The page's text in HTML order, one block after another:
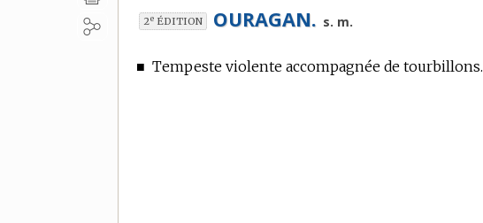
2e ÉDITION OURAGAN. s. m.
■ Tempeste violente accompagnée de tourbillons.